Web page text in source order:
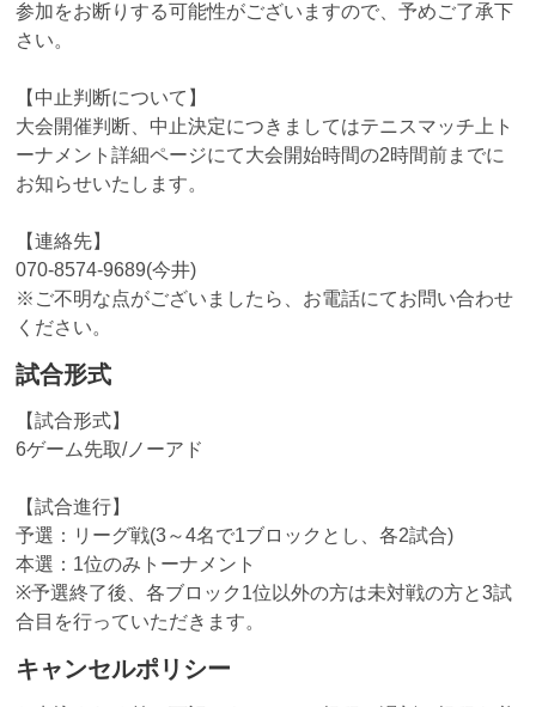
参加をお断りする可能性がございますので、予めご了承下
さい。
【中止判断について】
大会開催判断、中止決定につきましてはテニスマッチ上ト
ーナメント詳細ページにて大会開始時間の2時間前までに
お知らせいたします。
【連絡先】
070-8574-9689(今井)
※ご不明な点がございましたら、お電話にてお問い合わせ
ください。
試合形式
【試合形式】
6ゲーム先取/ノーアド
【試合進行】
予選：リーグ戦(3～4名で1ブロックとし、各2試合)
本選：1位のみトーナメント
※予選終了後、各ブロック1位以外の方は未対戦の方と3試
合目を行っていただきます。
キャンセルポリシー